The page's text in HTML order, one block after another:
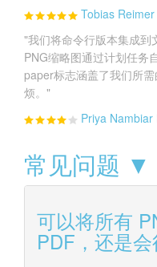
Tobias Reimer
"我们将命令行版本集成到
PNG缩略图通过计划任务
paper标志涵盖了我们所
烦。"
Priya Nambiar
常见问题 ▼
可以将所有
PDF，还是